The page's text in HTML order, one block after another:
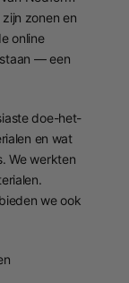
zonen en
online
— een
doe-het-
en wat
We werkten
we ook